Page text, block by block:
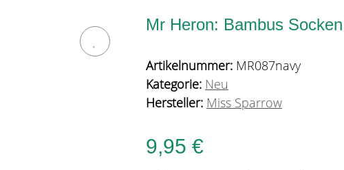
Mr Heron: Bambus
Artikelnummer: MR087navy
Kategorie: Neu
Hersteller: Miss Sparrow
9,95 €